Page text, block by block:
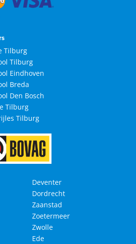
Deventer
Dordrecht
Zaanstad
Zoetermeer
Zwolle
Ede
Tilburg
Tilburg
Eindhoven
Breda
Den Bosch
Tilburg
Tilburg